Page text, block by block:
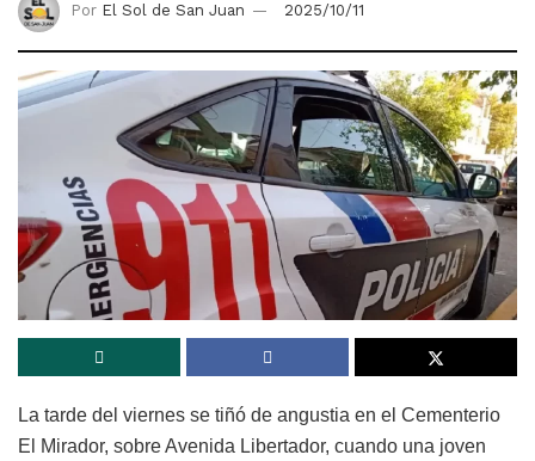
Por El Sol de San Juan 2025/10/11
La tarde del viernes se tiñó de angustia en el Cementerio
El Mirador, sobre Avenida Libertador, cuando una joven